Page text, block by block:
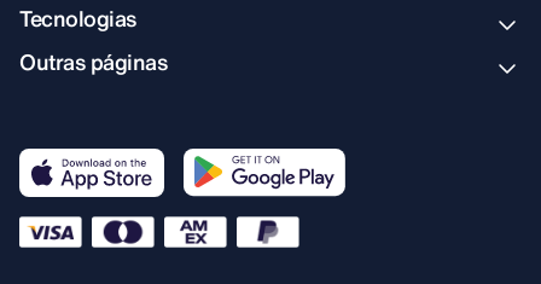
Tecnologias
Outras páginas